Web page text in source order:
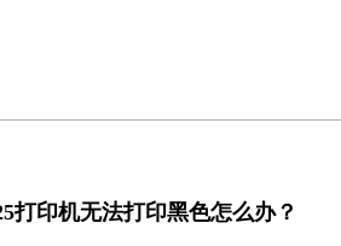
打印机无法打印黑色怎么办？